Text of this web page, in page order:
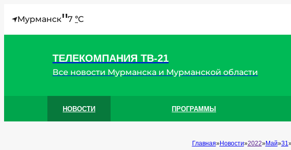
Мурманск"7 °C
ТЕЛЕКОМПАНИЯ ТВ-21
Все новости Мурманска и Мурманской области
НОВОСТИ ПРОГРАММЫ
Главная Новости 2022 Май 31